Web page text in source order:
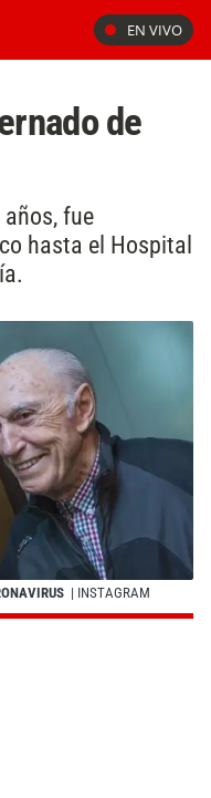
EN VIVO
de
fue
hasta el Hospital
| INSTAGRAM